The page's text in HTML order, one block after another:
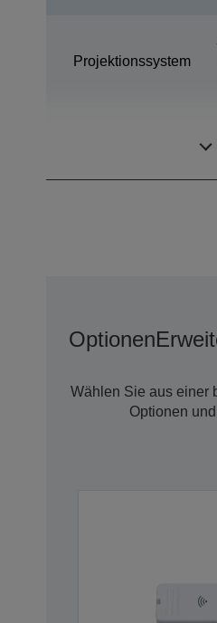
Projektionssystem
Optionen
Wählen Sie aus einer
Optionen